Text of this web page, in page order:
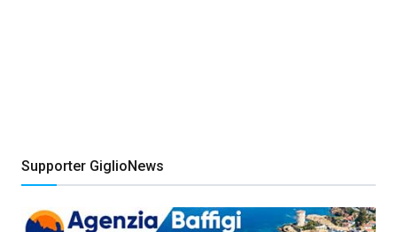
Supporter GiglioNews